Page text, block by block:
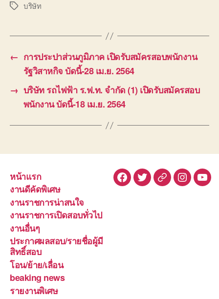
Tagsบริษัท
← การประปาส่วนภูมิภาค เปิดรับสมัครสอบพนักงาน
รัฐวิสาหกิจ บัดนี้-28 เม.ย. 2564
→ บริษัท รถไฟฟ้า ร.ฟ.ท. จำกัด (1) เปิดรับสมัครสอบ
พนักงาน บัดนี้-18 เม.ย. 2564
หน้าแรก
งานดีคัดพิเศษ
งานราชการน่าสนใจ
งานราชการเปิดสอบทั่วไป
งานอื่นๆ
ประกาศผลสอบ/รายชื่อผู้มี
สิทธิ์สอบ
โอน/ย้าย/เลื่อน
beaking news
รายงานพิเศษ
Facebook
TwitterLine